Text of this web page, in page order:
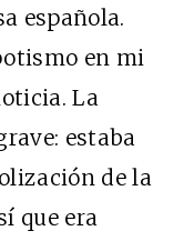
española.
en mi
La
estaba
de la
que era